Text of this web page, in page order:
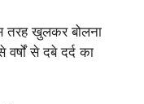
तरह खुलकर बोलना
से दबे दर्द का